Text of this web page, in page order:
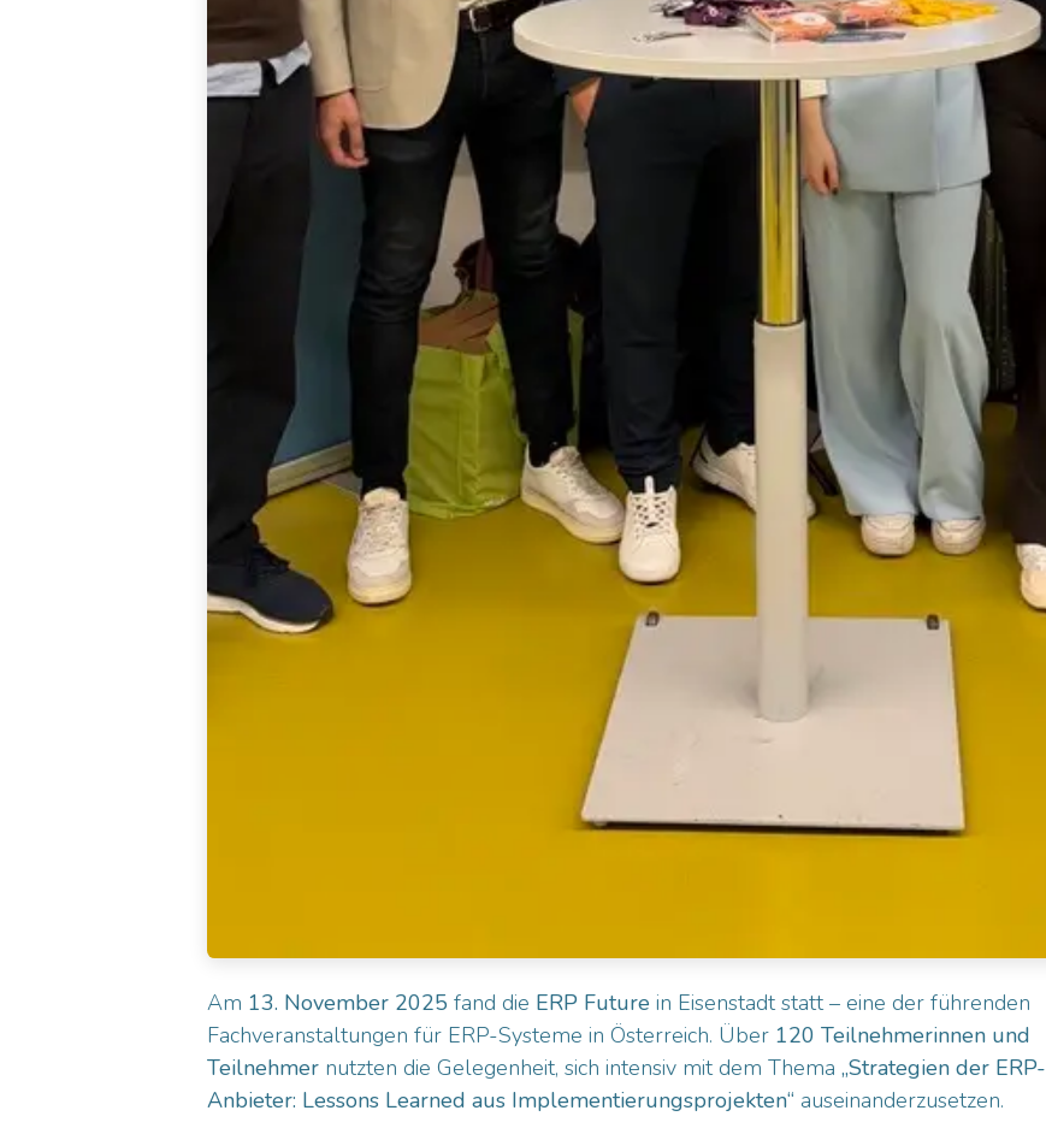
Am 13. November 2025 fand die ERP Future in Eisenstadt statt – eine der führenden
Fachveranstaltungen für ERP-Systeme in Österreich. Über 120 Teilnehmerinnen und
Teilnehmer nutzten die Gelegenheit, sich intensiv mit dem Thema „Strategien der ERP-
Anbieter: Lessons Learned aus Implementierungsprojekten“ auseinanderzusetzen.